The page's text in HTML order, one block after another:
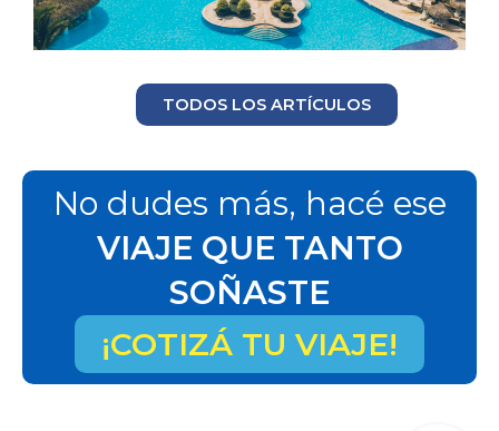
TODOS LOS ARTÍCULOS
No dudes más, hacé ese
VIAJE QUE TANTO
SOÑASTE
¡COTIZÁ TU VIAJE!